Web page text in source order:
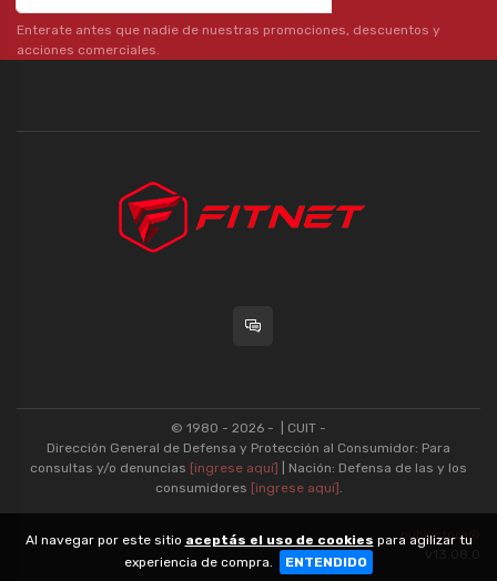
Enterate antes que nadie de nuestras promociones, descuentos y
acciones comerciales.
© 1980 - 2026 -
| CUIT -
Dirección General de Defensa y Protección al Consumidor: Para
consultas y/o denuncias [ingrese aquí]
| Nación: Defensa de las y los
consumidores [ingrese aquí] .
nubixstore®
Al navegar por este sitio aceptás el uso de cookies para agilizar tu
experiencia de compra.
ENTENDIDO